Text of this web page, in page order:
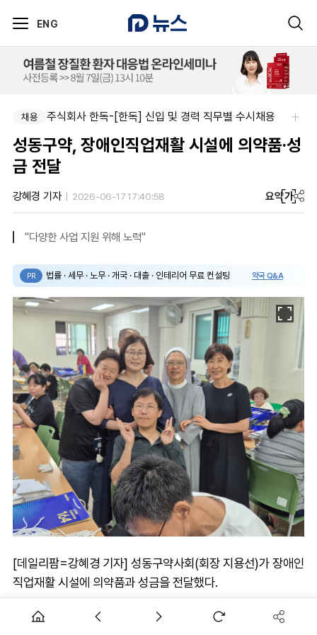
ENG
채용 신신제약-세종공장 품질관리약사(사원~과장)
채용 주식회사 한독-[한독] 신입 및 경력 직무별 수시채용
성동구약, 장애인직업재활 시설에 의약품·성
금 전달
강혜경 기자 2026-06-17 17:40:58 요약가
"다양한 사업 지원 위해 노력"
PR 법률 · 세무 · 노무 · 개국 · 대출 · 인테리어 무료 컨설팅 약국 Q&A
[데일리팜=강혜경 기자] 성동구약사회(회장 지용선)가 장애인
직업재활 시설에 의약품과 성금을 전달했다.
구약사회 여약사위원회(담당부회장 이은숙)는 16일 성모보호